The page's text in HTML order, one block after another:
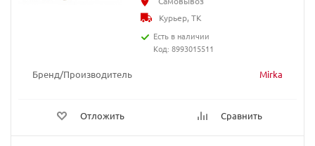
Бренд/Производитель Mirka
Отложить Сравнить
Курьер, ТК
Есть в наличии
Код: 8993015511